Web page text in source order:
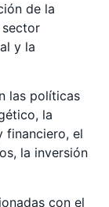
de la
sector
y la
las políticas
la
financiero, el
la inversión
con el